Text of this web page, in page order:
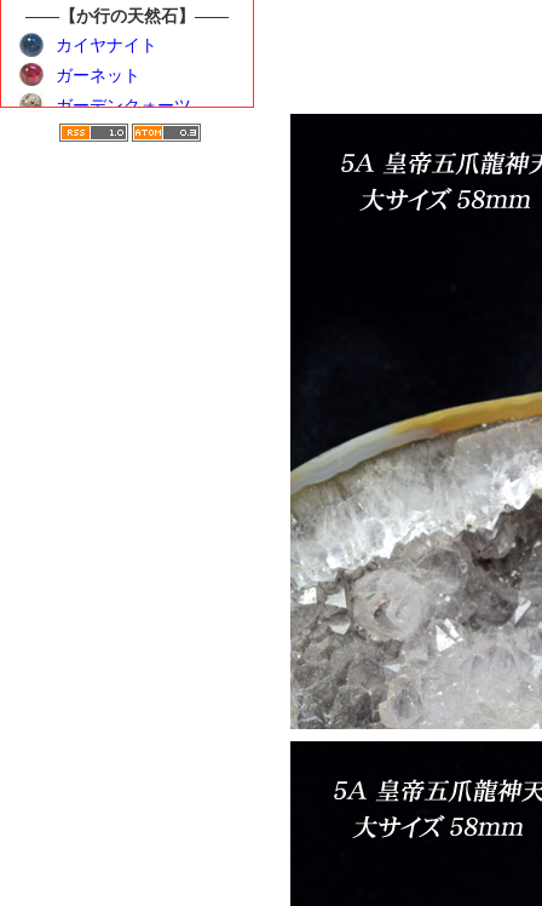
――【か行の天然石】――
カイヤナイト
ガーネット
ガーデンクォーツ
カーネリアン